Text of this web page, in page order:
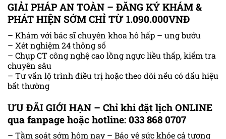
GIẢI PHÁP AN TOÀN – ĐĂNG KÝ KHÁM &
PHÁT HIỆN SỚM CHỈ TỪ 1.090.000VNĐ
– Khám với bác sĩ chuyên khoa hô hấp – ung bướu
– Xét nghiệm 24 thông số
– Chụp CT công nghệ cao lồng ngực liều thấp, kiểm tra
chuyên sâu
– Tư vấn lộ trình điều trị hoặc theo dõi nếu có dấu hiệu
bất thường
ƯU ĐÃI GIỚI HẠN – Chỉ khi đặt lịch ONLINE
qua fanpage hoặc hotline: 033 868 0707
– Tầm soát sớm hôm nay – Bảo vệ sức khỏe cả tương